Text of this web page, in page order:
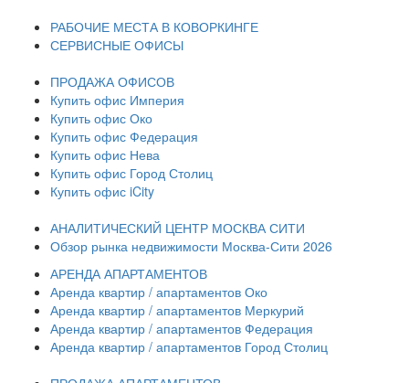
РАБОЧИЕ МЕСТА В КОВОРКИНГЕ
СЕРВИСНЫЕ ОФИСЫ
ПРОДАЖА ОФИСОВ
Купить офис Империя
Купить офис Око
Купить офис Федерация
Купить офис Нева
Купить офис Город Столиц
Купить офис iCity
АНАЛИТИЧЕСКИЙ ЦЕНТР МОСКВА СИТИ
Обзор рынка недвижимости Москва-Сити 2026
АРЕНДА АПАРТАМЕНТОВ
Аренда квартир / апартаментов Око
Аренда квартир / апартаментов Меркурий
Аренда квартир / апартаментов Федерация
Аренда квартир / апартаментов Город Столиц